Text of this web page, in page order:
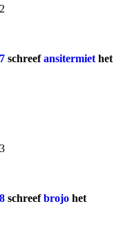
schreefansitermiet het
schreefbrojo het